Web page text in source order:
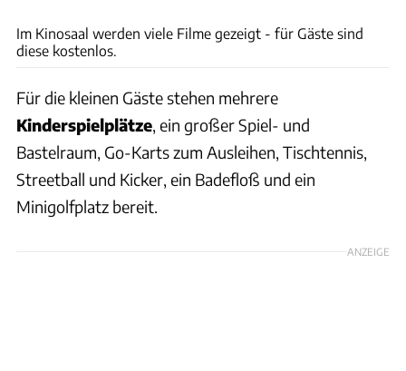
Im Kinosaal werden viele Filme gezeigt - für Gäste sind
diese kostenlos.
Für die kleinen Gäste stehen mehrere
Kinderspielplätze, ein großer Spiel- und
Bastelraum, Go-Karts zum Ausleihen, Tischtennis,
Streetball und Kicker, ein Badefloß und ein
Minigolfplatz bereit.
ANZEIGE